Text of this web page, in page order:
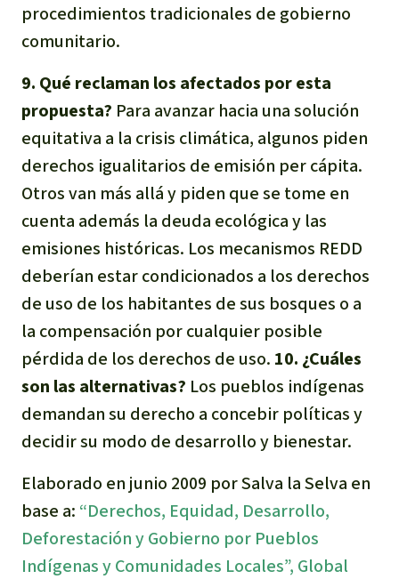
procedimientos tradicionales de gobierno
comunitario.
9. Qué reclaman los afectados por esta
propuesta? Para avanzar hacia una solución
equitativa a la crisis climática, algunos piden
derechos igualitarios de emisión per cápita.
Otros van más allá y piden que se tome en
cuenta además la deuda ecológica y las
emisiones históricas. Los mecanismos REDD
deberían estar condicionados a los derechos
de uso de los habitantes de sus bosques o a
la compensación por cualquier posible
pérdida de los derechos de uso. 10. ¿Cuáles
son las alternativas? Los pueblos indígenas
demandan su derecho a concebir políticas y
decidir su modo de desarrollo y bienestar.
Elaborado en junio 2009 por Salva la Selva en
base a: “Derechos, Equidad, Desarrollo,
Deforestación y Gobierno por Pueblos
Indígenas y Comunidades Locales”, Global